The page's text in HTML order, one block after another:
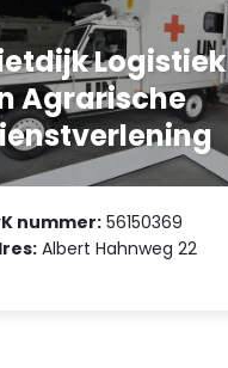
Logistiek
Agrarische
nummer: 56150369
Albert Hahnweg 22